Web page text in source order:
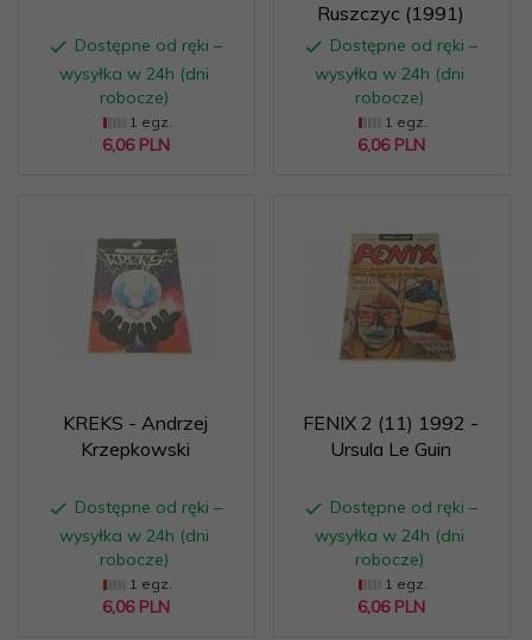
Dostępne od ręki –
wysyłka w 24h (dni
robocze)
1 egz.
6,06 PLN
Ruszczyc (1991)
Dostępne od ręki –
wysyłka w 24h (dni
robocze)
1 egz.
6,06 PLN
KREKS - Andrzej
Krzepkowski
Dostępne od ręki –
wysyłka w 24h (dni
robocze)
1 egz.
6,06 PLN
FENIX 2 (11) 1992 -
Ursula Le Guin
Dostępne od ręki –
wysyłka w 24h (dni
robocze)
1 egz.
6,06 PLN